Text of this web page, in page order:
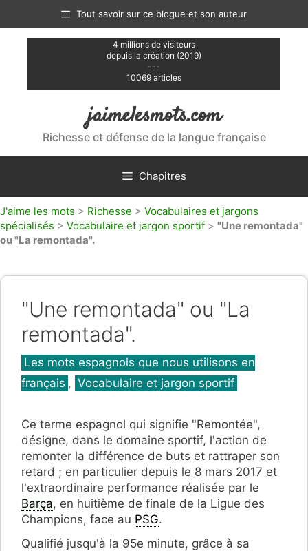
contenu
Tout savoir sur ce blogue et son auteur
4 millions de visiteurs
depuis la création (2019)
---
10069 articles
jaimelesmots.com
Richesse et défense de la langue française
Chapitres
J'aime les mots > Richesse > Vocabulaires et jargons
spécialisés > Vocabulaire et jargon sportif > "Une remontada"
ou "La remontada".
"Une remontada" ou "La
remontada".
Catégories
Les mots espagnols que nous utilisons en
français , Vocabulaire et jargon sportif
Ce terme espagnol qui signifie "Remontée",
désigne, dans le domaine sportif, l'action de
remonter la différence de buts et rattraper son
retard ; en particulier depuis le 8 mars 2017 et
l'extraordinaire performance réalisée par le
Barça, en huitième de finale de la Ligue des
Champions, face au PSG.
Qualifié jusqu'à la 95e minute, grâce à sa